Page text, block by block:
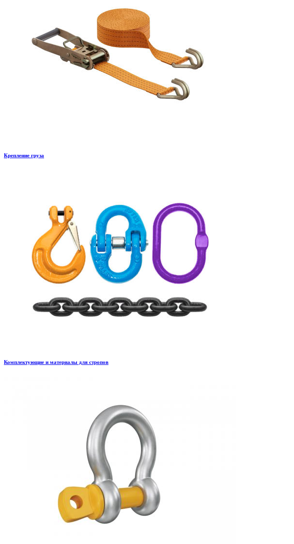
Крепление груза
Комплектующие и материалы для стропов